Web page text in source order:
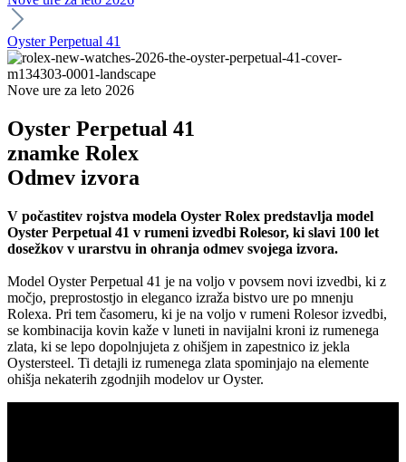
Oyster Perpetual 41
Nove ure za leto 2026
Oyster Perpetual 41
znamke Rolex
Odmev izvora
V počastitev rojstva modela Oyster Rolex predstavlja model
Oyster Perpetual 41 v rumeni izvedbi Rolesor, ki slavi 100 let
dosežkov v urarstvu in ohranja odmev svojega izvora.
Model Oyster Perpetual 41 je na voljo v povsem novi izvedbi, ki z
močjo, preprostostjo in eleganco izraža bistvo ure po mnenju
Rolexa. Pri tem časomeru, ki je na voljo v rumeni Rolesor izvedbi,
se kombinacija kovin kaže v luneti in navijalni kroni iz rumenega
zlata, ki se lepo dopolnjujeta z ohišjem in zapestnico iz jekla
Oystersteel. Ti detajli iz rumenega zlata spominjajo na elemente
ohišja nekaterih zgodnjih modelov ur Oyster.